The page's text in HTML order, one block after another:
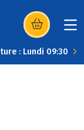
(s’ouvre dans
: Lundi 09:30